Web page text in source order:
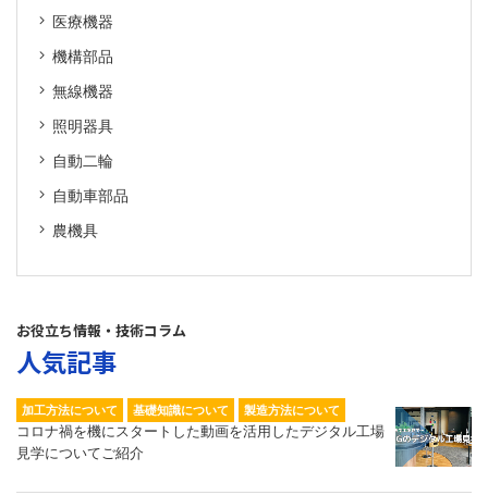
医療機器
機構部品
無線機器
照明器具
自動二輪
自動車部品
農機具
お役立ち情報・技術コラム
人気記事
加工方法について 基礎知識について 製造方法について
コロナ禍を機にスタートした動画を活用したデジタル工場
見学についてご紹介